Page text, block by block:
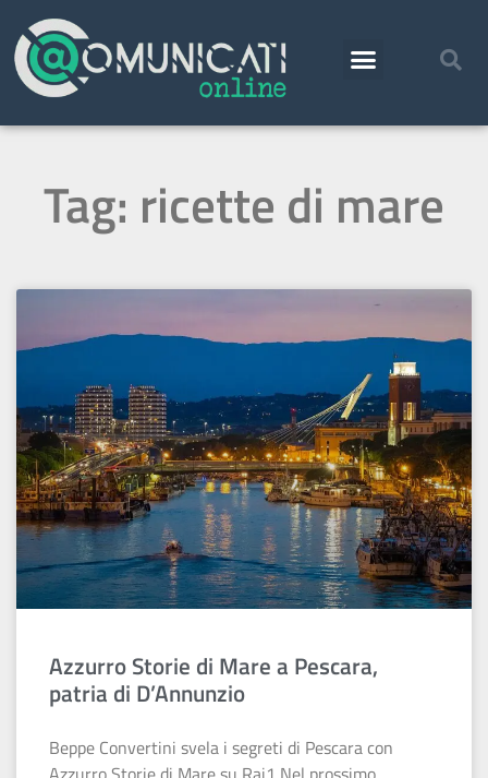
Tag: ricette di mare
Azzurro Storie di Mare a Pescara,
patria di D’Annunzio
Beppe Convertini svela i segreti di Pescara con